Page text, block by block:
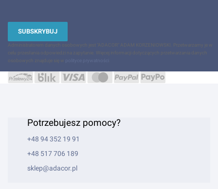
SUBSKRYBUJ
Administratorem danych osobowych jest "ADACOR" ADAM KORZENIOWSKI. Przetwarzamy je w
celu przesłania odpowiedzi na zapytanie. Więcej informacji dotyczących przetwarzania danych
osobowych znajduje się w
Potrzebujesz pomocy?
+48 94 352 19 91
+48 517 706 189
sklep@adacor.pl